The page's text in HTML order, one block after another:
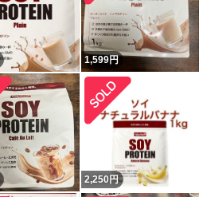
1,599円
2,250 円